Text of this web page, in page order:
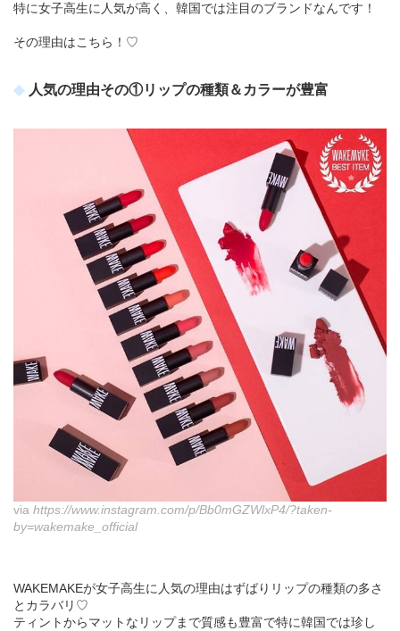
特に女子高生に人気が高く、韓国では注目のブランドなんです！
その理由はこちら！♡
人気の理由その①リップの種類＆カラーが豊富
via https://www.instagram.com/p/Bb0mGZWlxP4/?taken-
by=wakemake_official
WAKEMAKEが女子高生に人気の理由はずばりリップの種類の多さ
とカラバリ♡
ティントからマットなリップまで質感も豊富で特に韓国では珍し